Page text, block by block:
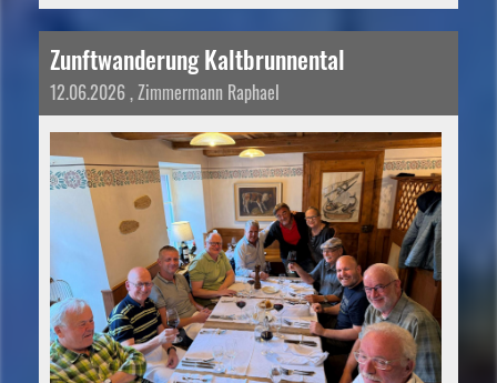
Zunftwanderung Kaltbrunnental
12.06.2026, Zimmermann Raphael